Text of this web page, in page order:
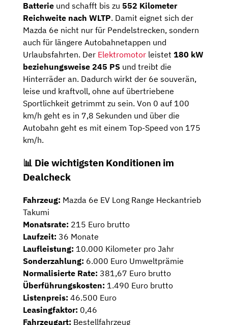
Batterie und schafft bis zu 552 Kilometer
Reichweite nach WLTP. Damit eignet sich der
Mazda 6e nicht nur für Pendelstrecken, sondern
auch für längere Autobahnetappen und
Urlaubsfahrten. Der Elektromotor leistet 180 kW
beziehungsweise 245 PS und treibt die
Hinterräder an. Dadurch wirkt der 6e souverän,
leise und kraftvoll, ohne auf übertriebene
Sportlichkeit getrimmt zu sein. Von 0 auf 100
km/h geht es in 7,8 Sekunden und über die
Autobahn geht es mit einem Top-Speed von 175
km/h.
📊 Die wichtigsten Konditionen im
Dealcheck
Fahrzeug: Mazda 6e EV Long Range Heckantrieb
Takumi
Monatsrate: 215 Euro brutto
Laufzeit: 36 Monate
Laufleistung: 10.000 Kilometer pro Jahr
Sonderzahlung: 6.000 Euro Umweltprämie
Normalisierte Rate: 381,67 Euro brutto
Überführungskosten: 1.490 Euro brutto
Listenpreis: 46.500 Euro
Leasingfaktor: 0,46
Fahrzeugart: Bestellfahrzeug